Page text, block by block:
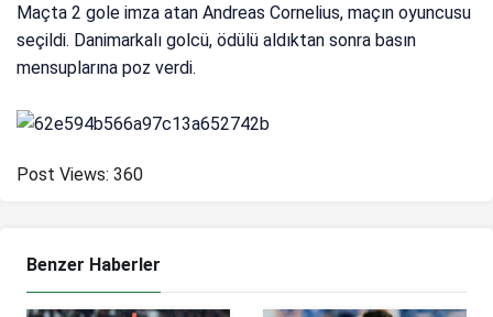
Maçta 2 gole imza atan Andreas Cornelius, maçın oyuncusu
seçildi. Danimarkalı golcü, ödülü aldıktan sonra basın
mensuplarına poz verdi.
Post Views: 360
Benzer Haberler